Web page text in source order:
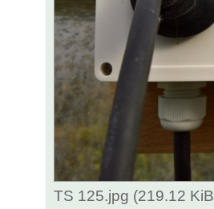
TS 125.jpg (219.12